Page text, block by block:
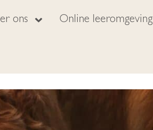
ons
Online leeromgeving